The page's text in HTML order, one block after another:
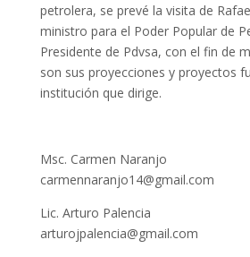
petrolera, se prevé la visita de
ministro para el Poder Popular de
Presidente de Pdvsa, con el fin de
son sus proyecciones y proyectos
institución que dirige.
Msc. Carmen Naranjo
carmennaranjo14@gmail.com
Lic. Arturo Palencia
arturojpalencia@gmail.com